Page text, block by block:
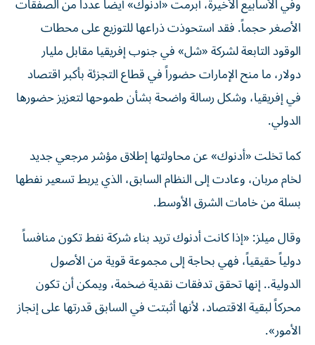
الأصغر حجماً. فقد استحوذت ذراعها للتوزيع على محطات
الوقود التابعة لشركة «شل» في جنوب إفريقيا مقابل مليار
دولار، ما منح الإمارات حضوراً في قطاع التجزئة بأكبر اقتصاد
في إفريقيا، وشكل رسالة واضحة بشأن طموحها لتعزيز حضورها
الدولي.
كما تخلت «أدنوك» عن محاولتها إطلاق مؤشر مرجعي جديد
لخام مربان، وعادت إلى النظام السابق، الذي يربط تسعير نفطها
بسلة من خامات الشرق الأوسط.
وقال ميلز: «إذا كانت أدنوك تريد بناء شركة نفط تكون منافساً
دولياً حقيقياً، فهي بحاجة إلى مجموعة قوية من الأصول
الدولية.. إنها تحقق تدفقات نقدية ضخمة، ويمكن أن تكون
محركاً لبقية الاقتصاد، لأنها أثبتت في السابق قدرتها على إنجاز
الأمور».